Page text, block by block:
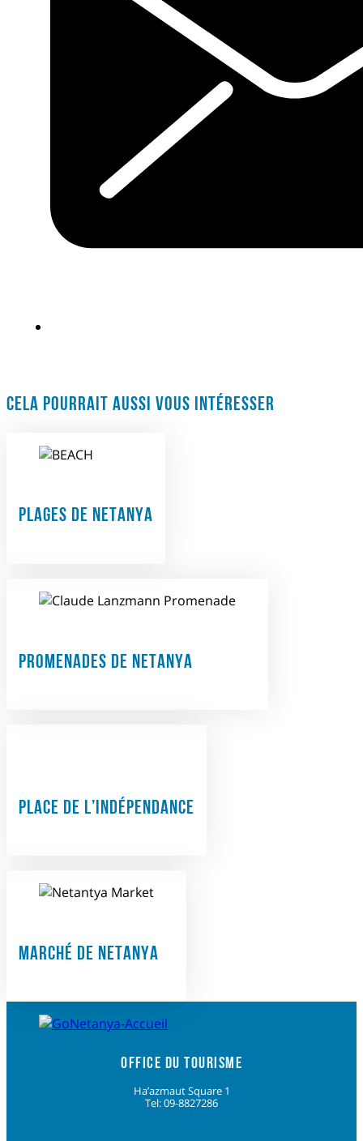
CELA POURRAIT AUSSI VOUS INTÉRESSER
PLAGES DE NETANYA
PROMENADES DE NETANYA
PLACE DE L’INDÉPENDANCE
MARCHÉ DE NETANYA
OFFICE DU TOURISME
Ha’azmaut Square 1
Tel: 09-8827286